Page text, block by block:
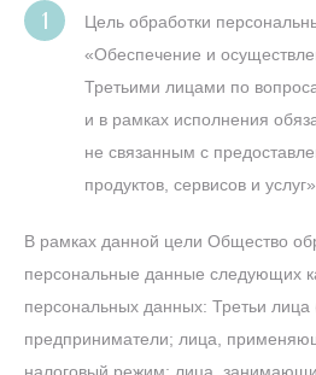
Цель обработки
«Обеспечение и
Третьими лицами по
и в рамках исполнения
не связанным с
продуктов, сервисов и услуг».
В рамках данной цели Общество
персональные данные следующих
персональных данных: Третьи
предприниматели; лица,